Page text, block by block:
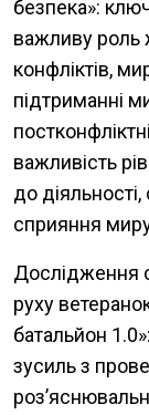
безпека»:
важливу роль
конфліктів,
підтриманні
важливість
до
сприяння
Дослідження
руху
батальйон
зусиль з